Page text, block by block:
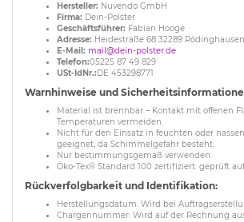
Hersteller: Nuvendo GmbH
Firma: Dein-Polster
Geschäftsführer: Fabian Hooge
Adresse: Heidestraße 68 32289
E-Mail: mail@dein-polster.de
Telefon:05225 87 49 829
USt-IdNr.: DE 453298771
Warnhinweise und
Material ist brennbar – Kontakt mit offenen
Temperaturen vermeiden.
Nicht für den Einsatz in feuchten oder
geeignet, da Schimmelgefahr besteht.
Nur bestimmungsgemäß verwenden.
Öko-Tex® Standard 100 zertifiziert: geprüft
Rückverfolgbarkeit und Identifikation:
Herstellungsdatum: Wird bei
Chargennummer: Wird auf der Rechnung